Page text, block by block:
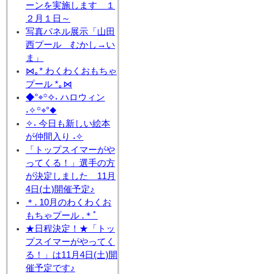
ーンを実施します １
２月１日～
写真パネル展示「山田
西プール むかし→い
ま」
⋈｡* わくわくおもちゃ
プール *｡⋈
◆°⌖꙳✧˖ ハロウィン
˖✧꙳⌖°◆
✧˖ 今日も新しい絵本
が仲間入り ˖✧
「トップスイマーがや
ってくる！」選手の方
が決定しました 11月
4日(土)開催予定♪
＊. 10月のわくわくお
もちゃプール .＊ﾟ
★日程決定！★「トッ
プスイマーがやってく
る！」は11月4日(土)開
催予定です♪